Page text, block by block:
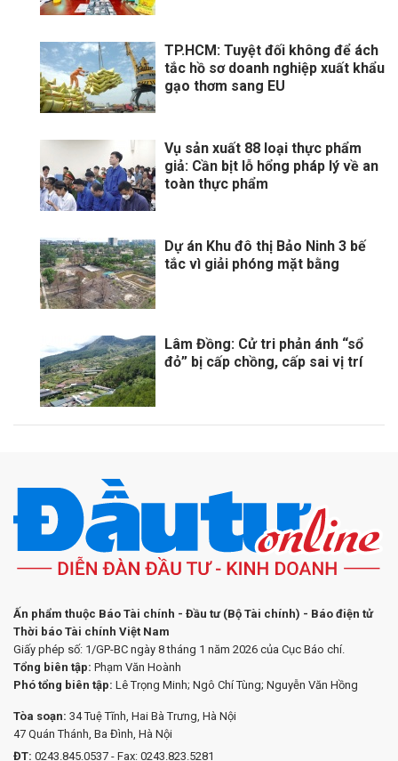
TP.HCM: Tuyệt đối không để ách
tắc hồ sơ doanh nghiệp xuất khẩu
gạo thơm sang EU
Vụ sản xuất 88 loại thực phẩm
giả: Cần bịt lỗ hổng pháp lý về an
toàn thực phẩm
Dự án Khu đô thị Bảo Ninh 3 bế
tắc vì giải phóng mặt bằng
Lâm Đồng: Cử tri phản ánh “sổ
đỏ” bị cấp chồng, cấp sai vị trí
Ấn phẩm thuộc Báo Tài chính - Đầu tư (Bộ Tài chính) - Báo điện tử
Thời báo Tài chính Việt Nam
Giấy phép số: 1/GP-BC ngày 8 tháng 1 năm 2026 của Cục Báo chí.
Tổng biên tập: Phạm Văn Hoành
Phó tổng biên tập: Lê Trọng Minh; Ngô Chí Tùng; Nguyễn Văn Hồng
Tòa soạn: 34 Tuệ Tĩnh, Hai Bà Trưng, Hà Nội
47 Quán Thánh, Ba Đình, Hà Nội
ĐT: 0243.845.0537 - Fax: 0243.823.5281